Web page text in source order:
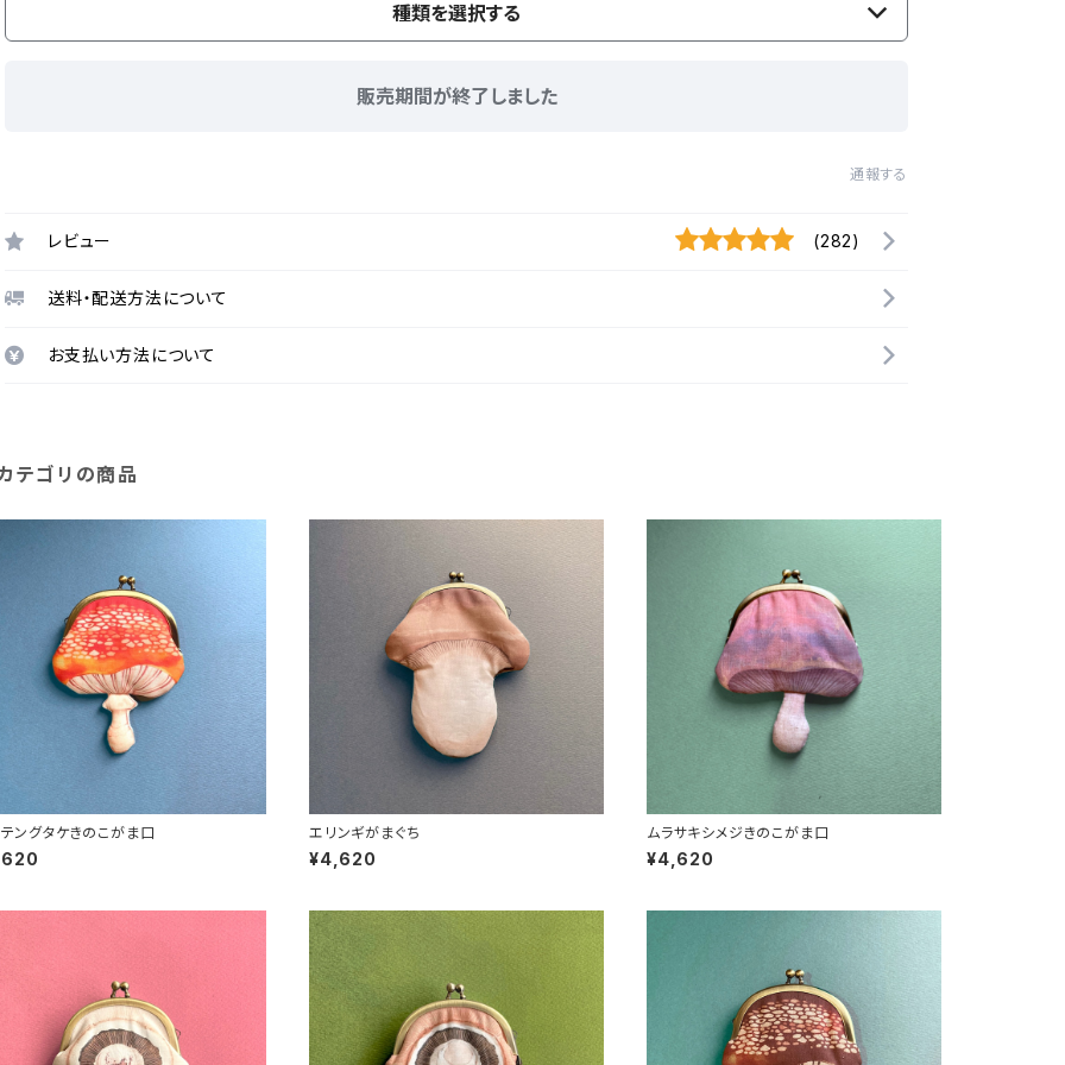
種類を選択する
販売期間が終了しました
通報する
レビュー (282)
送料・配送方法について
お支払い方法について
テゴリの商品
ングタケきのこがま口 エリンギがまぐち
¥4,620
ムラサキシメジきのこがま口
¥4,620